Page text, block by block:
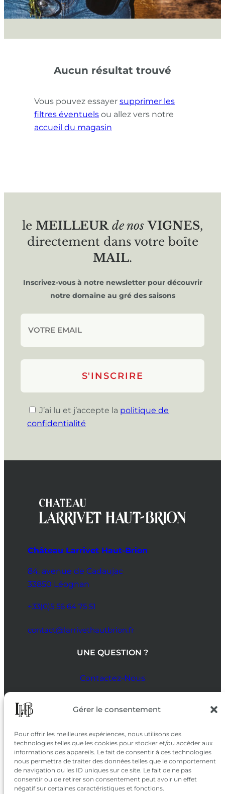
Gérer le consentement
Pour offrir les meilleures expériences, nous utilisons des
technologies telles que les cookies pour stocker et/ou accéder aux
informations des appareils. Le fait de consentir à ces technologies
nous permettra de traiter des données telles que le comportement
de navigation ou les ID uniques sur ce site. Le fait de ne pas
consentir ou de retirer son consentement peut avoir un effet
négatif sur certaines caractéristiques et fonctions.
Aucun résultat trouvé
Vous pouvez essayer supprimer les
filtres éventuels ou allez vers notre
accueil du magasin
le MEILLEUR de nos VIGNES,
directement dans votre boîte
MAIL.
Inscrivez-vous à notre newsletter pour découvrir
notre domaine au gré des saisons
J’ai lu et j’accepte la politique de
confidentialité
Château Larrivet Haut-Brion
84, avenue de Cadaujac
33850 Léognan
+33(0)5 56 64 75 51
contact@larrivethautbrion.fr
UNE QUESTION ?
Contactez-Nous
SUIVEZ-NOUS
SUR LES RÉSEAUX